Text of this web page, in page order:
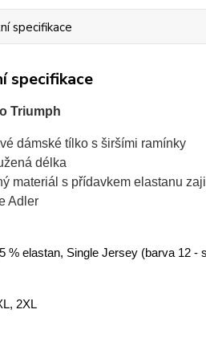
specifikace
specifikace
Triumph
dámské tílko s širšími ramínky
délka
materiál s přídavkem elastanu
Adler
% elastan, Single Jersey (barva 12
2XL